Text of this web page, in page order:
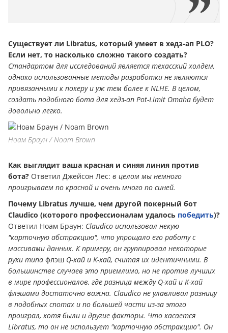
Существует ли Libratus, который умеет в хедз-ап PLO?
Если нет, то насколько сложно такого создать?
Стандартом для исследований является техасский холдем,
однако использованные методы разработки не являются
привязанными к покеру и уж тем более к NLHE. В целом,
создать подобного бота для хедз-ап Pot-Limit Omaha будет
довольно легко.
Ноам Браун / Noam Brown
Как выглядит ваша красная и синяя линия против
бота? Ответил Джейсон Лес: в целом мы немного
проигрываем по красной и очень много по синей.
Почему Libratus лучше, чем другой покерный бот
Claudico (которого профессионалам удалось победить)?
Ответил Ноам Браун: Claudico использовал некую
"карточную абстракцию", что упрощало его работу с
массивами данных. К примеру, он группировал некоторые
руки типа флэш Q-хай и K-хай, считая их идентичными. В
большинстве случаев это приемлимо, но не против лучших
в мире профессионалов, где разница между Q-хай и K-хай
флэшами достаточно важна. Claudico не улавливал разницу
в подобных спотах и по большей части из-за этого
проиграл, хотя были и другие факторы. Что касается
Libratus, то он не использует "карточную абстракцию". Он